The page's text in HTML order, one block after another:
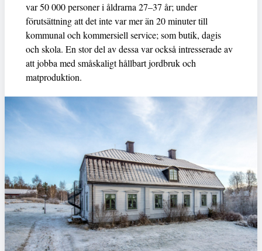
var 50 000 personer i åldrarna 27–37 år; under
förutsättning att det inte var mer än 20 minuter till
kommunal och kommersiell service; som butik, dagis
och skola. En stor del av dessa var också intresserade av
att jobba med småskaligt hållbart jordbruk och
matproduktion.